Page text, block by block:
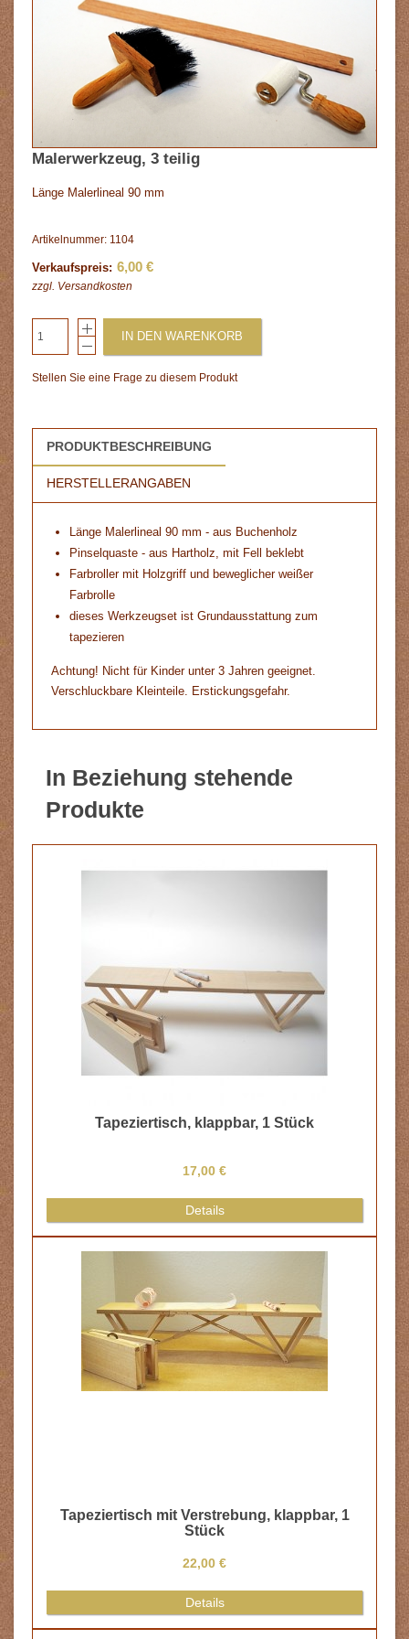
Malerwerkzeug, 3 teilig
Länge Malerlineal 90 mm
Artikelnummer: 1104
Verkaufspreis: 6,00 €
zzgl. Versandkosten
IN DEN WARENKORB
Stellen Sie eine Frage zu diesem Produkt
PRODUKTBESCHREIBUNG
HERSTELLERANGABEN
Länge Malerlineal 90 mm - aus Buchenholz
Pinselquaste - aus Hartholz, mit Fell beklebt
Farbroller mit Holzgriff und beweglicher weißer
Farbrolle
dieses Werkzeugset ist Grundausstattung zum
tapezieren
Achtung! Nicht für Kinder unter 3 Jahren geeignet.
Verschluckbare Kleinteile. Erstickungsgefahr.
In Beziehung stehende
Produkte
Tapeziertisch, klappbar, 1 Stück
17,00 €
Details
Tapeziertisch mit Verstrebung, klappbar, 1
Stück
22,00 €
Details